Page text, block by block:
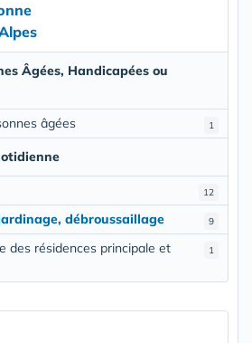
Âgées, Handicapées ou
1
âgées
12
9
débroussaillage
1
des résidences principale et